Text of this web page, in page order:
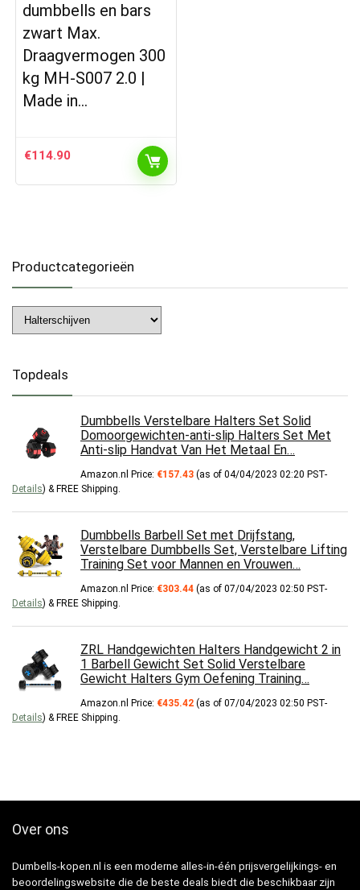
dumbbells en bars
zwart Max.
Draagvermogen 300
kg MH-S007 2.0 |
Made in…
€114.90
Productcategorieën
Topdeals
Dumbbells Verstelbare Halters Set Solid
Domoorgewichten-anti-slip Halters Set Met
Anti-slip Handvat Van Het Metaal En…
Amazon.nl Price: €157.43 (as of 04/04/2023 02:20 PST-
Details) & FREE Shipping.
Dumbbells Barbell Set met Drijfstang,
Verstelbare Dumbbells Set, Verstelbare Lifting
Training Set voor Mannen en Vrouwen…
Amazon.nl Price: €303.44 (as of 07/04/2023 02:50 PST-
Details) & FREE Shipping.
ZRL Handgewichten Halters Handgewicht 2 in
1 Barbell Gewicht Set Solid Verstelbare
Gewicht Halters Gym Oefening Training…
Amazon.nl Price: €435.42 (as of 07/04/2023 02:50 PST-
Details) & FREE Shipping.
Over ons
Dumbells-kopen.nl is een moderne alles-in-één prijsvergelijkings- en
beoordelingswebsite die de beste deals biedt die beschikbaar zijn